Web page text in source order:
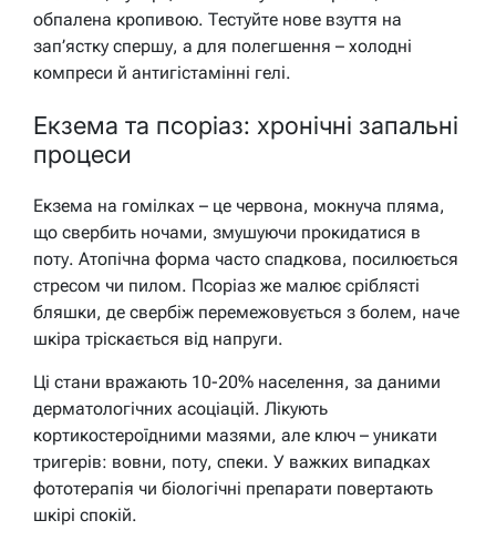
обпалена кропивою. Тестуйте нове взуття на
зап’ястку спершу, а для полегшення – холодні
компреси й антигістамінні гелі.
Екзема та псоріаз: хронічні запальні
процеси
Екзема на гомілках – це червона, мокнуча пляма,
що свербить ночами, змушуючи прокидатися в
поту. Атопічна форма часто спадкова, посилюється
стресом чи пилом. Псоріаз же малює сріблясті
бляшки, де свербіж перемежовується з болем, наче
шкіра тріскається від напруги.
Ці стани вражають 10-20% населення, за даними
дерматологічних асоціацій. Лікують
кортикостероїдними мазями, але ключ – уникати
тригерів: вовни, поту, спеки. У важких випадках
фототерапія чи біологічні препарати повертають
шкірі спокій.